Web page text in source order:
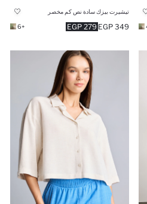
تيشيرت بيزك سادة نص كم مخصر
279 EGP 349 EGP
+6